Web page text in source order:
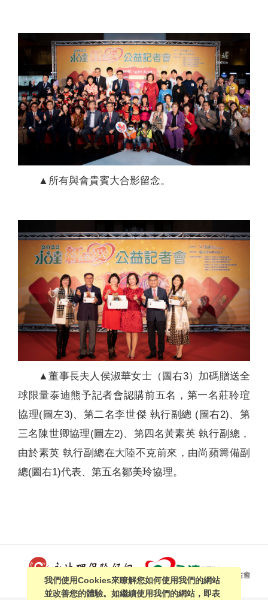
▲所有與會貴賓大合影留念。
▲董事長夫人侯淑華女士（圖右3）加碼贈送全
球限量泰迪熊予記者會認購前五名，第一名莊聆瑄
協理(圖左3)、第二名李世傑 執行副總 (圖右2)、第
三名陳世卿協理(圖左2)、第四名黃素英 執行副總，
由於素英 執行副總在大陸不克前來，由尚蘋籌備副
總(圖右1)代表、第五名鄒美玲協理。
我們使用Cookies來瞭解您如何使用我們的網站
並改善您的體驗。如繼續使用我們的網站，即表